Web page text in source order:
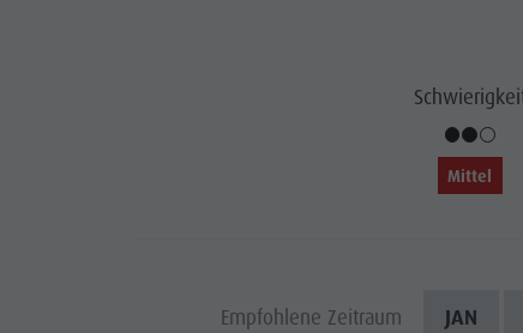
Olympic Arena Südtirol
Mittel
Empfohlene Zeitraum JAN